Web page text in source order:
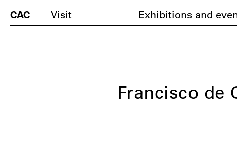
CAC Visit Exhibitions and
Francisco de